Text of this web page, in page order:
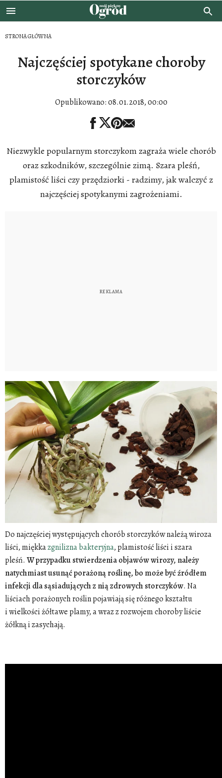
STRONA GŁÓWNA
Najczęściej spotykane choroby
storczyków
Opublikowano:08.01.2018, 00:00
Niezwykle popularnym storczykom zagraża wiele chorób
oraz szkodników, szczególnie zimą. Szara pleśń,
plamistość liści czy przędziorki - radzimy, jak walczyć z
najczęściej spotykanymi zagrożeniami.
Do najczęściej występujących chorób storczyków należą wiroza
liści, miękkazgnilizna bakteryjna, plamistość liści i szara
pleśń. W przypadku stwierdzenia objawów wirozy, należy
natychmiast usunąć porażoną roślinę, bo może być źródłem
infekcji dla sąsiadujących z nią zdrowych storczyków. Na
liściach porażonych roślin pojawiają się różnego kształtu
i wielkości żółtawe plamy, a wraz z rozwojem choroby liście
żółkną i zasychają.